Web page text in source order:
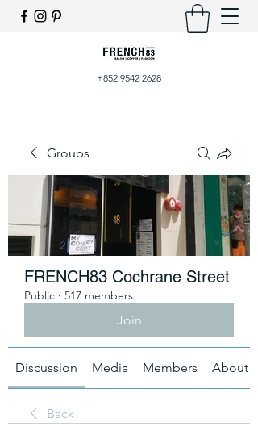
+852 9542 2628
Groups
FRENCH83 Cochrane Street
Public · 517 members
Join
Discussion Media Members About
Back